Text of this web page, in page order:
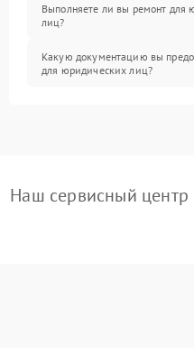
Выполняете ли вы ремонт для
лиц?
Какую документацию вы
для юридических лиц?
Наш сервисный